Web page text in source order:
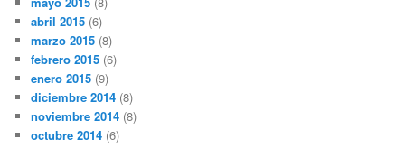
abril 2015 (6)
marzo 2015 (8)
febrero 2015 (6)
enero 2015 (9)
diciembre 2014 (8)
noviembre 2014 (8)
octubre 2014 (6)